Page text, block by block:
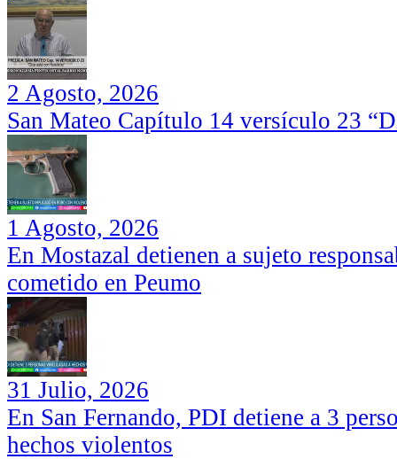
2 Agosto, 2026
San Mateo Capítulo 14 versículo 23
1 Agosto, 2026
En Mostazal detienen a sujeto
cometido en Peumo
31 Julio, 2026
En San Fernando, PDI detiene a 3
hechos violentos